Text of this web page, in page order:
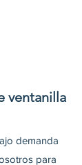
ventanilla
demanda
para